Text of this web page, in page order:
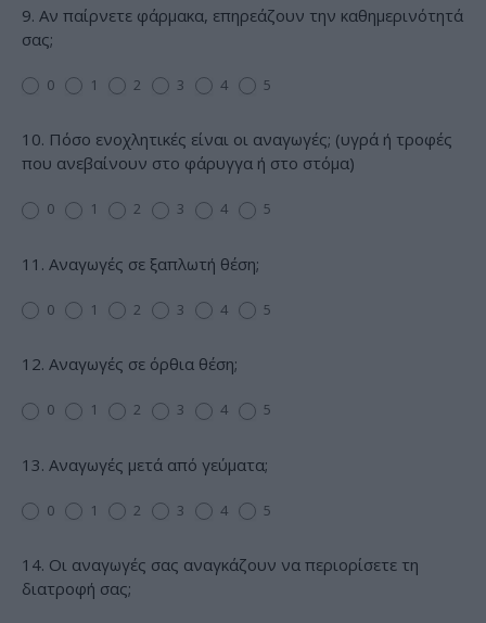
9. Αν παίρνετε φάρμακα, επηρεάζουν την καθημερινότητά
σας;
0 1 2 3 4 5
10. Πόσο ενοχλητικές είναι οι αναγωγές; (υγρά ή τροφές
που ανεβαίνουν στο φάρυγγα ή στο στόμα)
0 1 2 3 4 5
11. Αναγωγές σε ξαπλωτή θέση;
0 1 2 3 4 5
12. Αναγωγές σε όρθια θέση;
0 1 2 3 4 5
13. Αναγωγές μετά από γεύματα;
0 1 2 3 4 5
14. Οι αναγωγές σας αναγκάζουν να περιορίσετε τη
διατροφή σας;